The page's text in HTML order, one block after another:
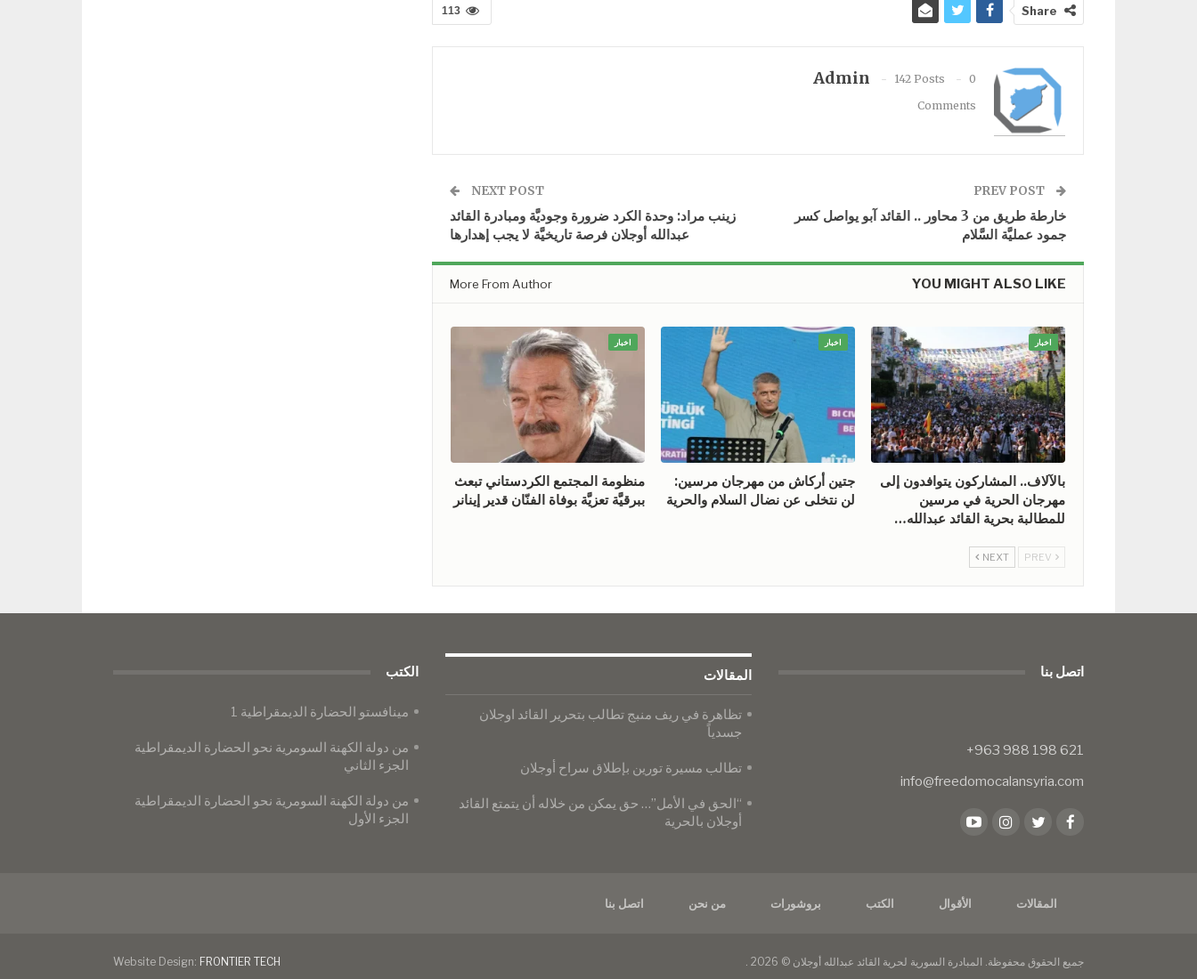
113 Share
Admin 142 Posts
0
Comments
خارطة طريق من 3 محاور .. القائد آبو يواصل كسر
جمود عمليَّة السَّلام
NEXT POST
زينب مراد: وحدة الكرد ضرورة وجوديَّة ومبادرة القائد
عبدالله أوجلان فرصة تاريخيَّة لا يجب إهدارها
YOU MIGHT ALSO LIKE
More From Author
اخبار
بالآلاف.. المشاركون يتوافدون إلى
مهرجان الحرية في مرسين
للمطالبة بحرية القائد عبدالله…
اخبار
جتين أركاش من مهرجان مرسين:
لن نتخلى عن نضال السلام والحرية
اخبار
منظومة المجتمع الكردستاني تبعث
ببرقيَّة تعزيَّة بوفاة الفنّان قدير إينانر
NEXT
اتصل بنا
info@freedomocalansyria.com
المقالات
تظاهرة في ريف منبج تطالب بتحرير القائد اوجلان
جسدياً
تطالب مسيرة تورين بإطلاق سراح أوجلان
“الحق في الأمل”… حق يمكن من خلاله أن يتمتع القائد
أوجلان بالحرية
الكتب
مينافستو الحضارة الديمقراطية 1
من دولة الكهنة السومرية نحو الحضارة الديمقراطية
الجزء الثاني
من دولة الكهنة السومرية نحو الحضارة الديمقراطية
الجزء الأول
المقالات الأقوال الكتب بروشورات من نحن اتصل بنا
جميع الحقوق محفوظة. المبادرة السورية لحرية القائد عبدالله أوجلان © 2026 . Website Design: FRONTIER TECH